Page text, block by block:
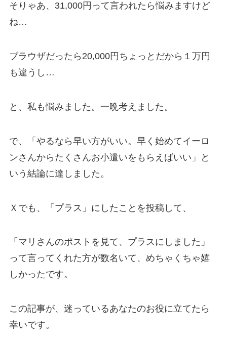
そりゃあ、31,000円って言われたら悩みますけど
ね…
ブラウザだったら20,000円ちょっとだから１万円
も違うし…
と、私も悩みました。一晩考えました。
で、「やるなら早い方がいい。早く始めてイーロ
ンさんからたくさんお小遣いをもらえばいい」と
いう結論に達しました。
Ｘでも、「プラス」にしたことを投稿して、
「マリさんのポストを見て、プラスにしました」
って言ってくれた方が数名いて、めちゃくちゃ嬉
しかったです。
この記事が、迷っているあなたのお役に立てたら
幸いです。